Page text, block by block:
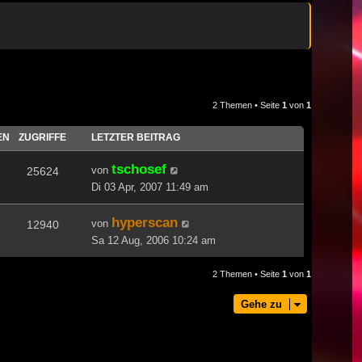
2 Themen • Seite 1 von 1
ZUGRIFFE LETZTER BEITRAG
25624 von tschosef
Di 03 Apr, 2007 11:49 am
12940 von hyperscan
Sa 12 Aug, 2006 10:24 am
2 Themen • Seite 1 von 1
Gehe zu